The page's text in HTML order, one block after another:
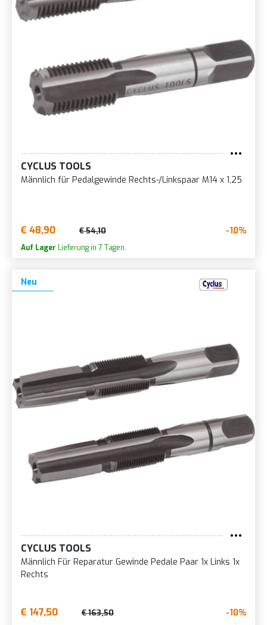
CYCLUS TOOLS
Männlich für Pedalgewinde Rechts-/Linkspaar M14 x 1,25
€ 48,90 € 54,10 -10%
Auf Lager Lieferung in 7 Tagen.
Neu
CYCLUS TOOLS
Männlich Für Reparatur Gewinde Pedale Paar 1x Links 1x
Rechts
€ 147,50 € 163,50 -10%